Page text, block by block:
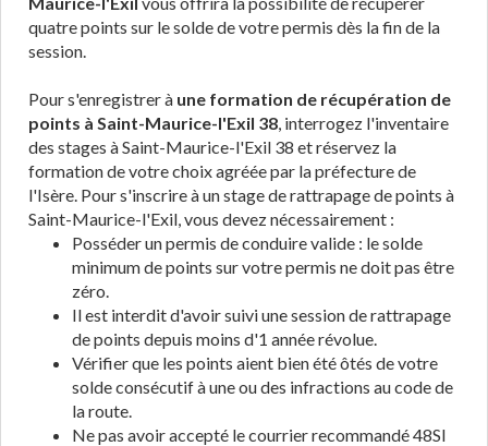
quatre points sur le solde de votre permis dès la fin de la
session.
Pour s'enregistrer à une formation de récupération de
points à Saint-Maurice-l'Exil 38, interrogez l'inventaire
des stages à Saint-Maurice-l'Exil 38 et réservez la
formation de votre choix agréée par la préfecture de
l'Isère. Pour s'inscrire à un stage de rattrapage de points à
Saint-Maurice-l'Exil, vous devez nécessairement :
Posséder un permis de conduire valide : le solde
minimum de points sur votre permis ne doit pas être
zéro.
Il est interdit d'avoir suivi une session de rattrapage
de points depuis moins d'1 année révolue.
Vérifier que les points aient bien été ôtés de votre
solde consécutif à une ou des infractions au code de
la route.
Ne pas avoir accepté le courrier recommandé 48SI